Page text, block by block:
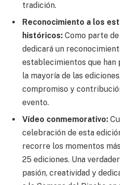
tradición.
Reconocimiento a los
históricos: Como parte
dedicará un
establecimientos que han
la mayoría de las
compromiso y
evento.
Vídeo conmemorativo:
celebración de esta
recorre los momentos
25 ediciones. Una
pasión, creatividad y